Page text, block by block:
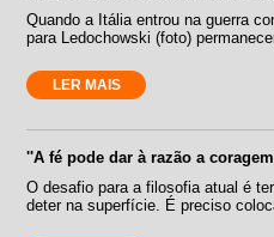
Quando a Itália entrou na guerra
para Ledochowski (foto)
LER MAIS
''A fé pode dar à razão a
O desafio para a filosofia atual é
deter na superfície. É preciso